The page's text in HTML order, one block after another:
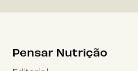
Pensar Nutrição